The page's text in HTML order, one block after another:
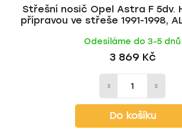
Střešní nosič Opel Astra F 5dv.
přípravou ve střeše 1991-1998,
Odesíláme do 3-5 dnů
3 869 Kč
Do košíku